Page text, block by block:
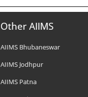
Other AIIMS
AIIMS Bhubaneswar
AIIMS Jodhpur
AIIMS Patna